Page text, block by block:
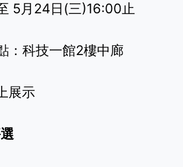
5月24日(三)16:00止
：科技一館2樓中廊
展示